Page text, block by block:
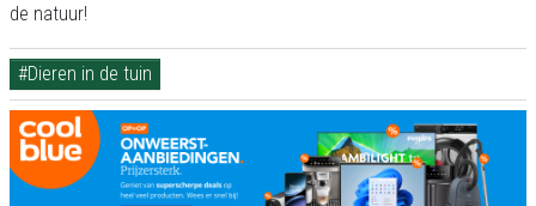
de natuur!
#Dieren in de tuin